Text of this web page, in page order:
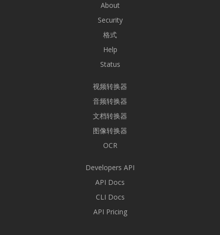
About
Security
格式
Help
Status
视频转换器
音频转换器
文档转换器
图像转换器
OCR
Developers API
API Docs
CLI Docs
API Pricing